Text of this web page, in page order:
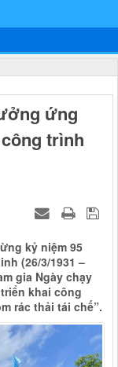
ứng
trình
kỷ niệm 95
(26/3/1931 –
gia Ngày chạy
khai công
rác thải tái chế”.